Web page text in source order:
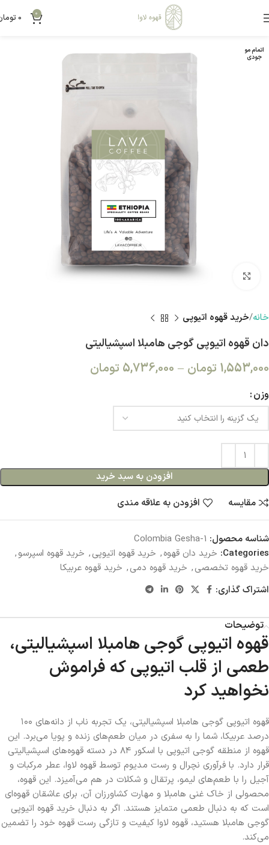
0
0
اتمام مو
جودی
بزرگنمایی تصویر
خانه خرید قهوه اتیوپی
دان قهوه اتیوپی گوجی هامبلا اسپشیالیتی
1,553,000 تومان –
5,736,000 تومان
وزن
افزودن به سبد خرید
مقایسه
افزودن به علاقه مندی
شناسه محصول: Colombia Gesha-1
Categories: خرید دان قهوه, خرید قهوه اتیوپی, خرید قهوه اسپرسو,
خرید قهوه تخصصی, خرید قهوه دمی, خرید قهوه عربیکا
اشتراک گذاری:
توضیحات
قهوه اتیوپی گوجی هامبلا اسپشیالیتی،
طعمی از قلب اتیوپی که فراموش
نخواهید کرد
قهوه اتیوپی گوجی هامبلا اسپشیالیتی، یک تجربه ناب از دانه‌های ۱۰۰
درصد عربیکا، شما را به سفری در میان طعم‌های زنده و پویا می‌برد. این
قهوه از منطقه گوجی اتیوپی با اسکور ۸۴ در دسته قهوه‌های اسپشیالیتی
قرار دارد. با فرآوری نچرال و رست مدیوم توسط قهوه لاوا، عطر مرکبات و
آجیل را با طعم‌های لیمو، پرتقال و شکلات در هم می‌آمیزد. این قهوه،
محصولی از خاک غنی هامبلا و مهارت کشاورزان آن، برای عاشقان قهوه‌ای
است که به دنبال طعمی متمایز هستند. اگر به دنبال خرید قهوه اتیوپی
گوجی هامبلا هستید، قهوه لاوا کیفیت و تازگی رست قهوه خود را تضمین
می‌کند.